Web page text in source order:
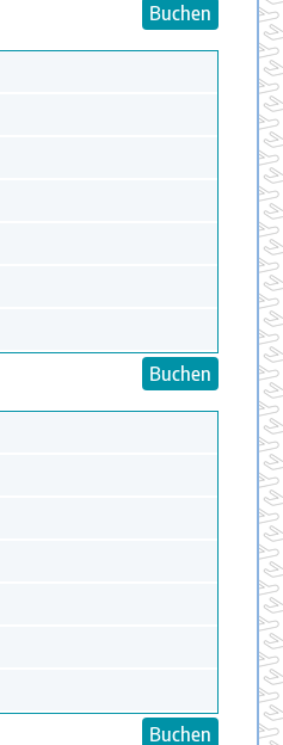
Buchen
Buchen
Buchen